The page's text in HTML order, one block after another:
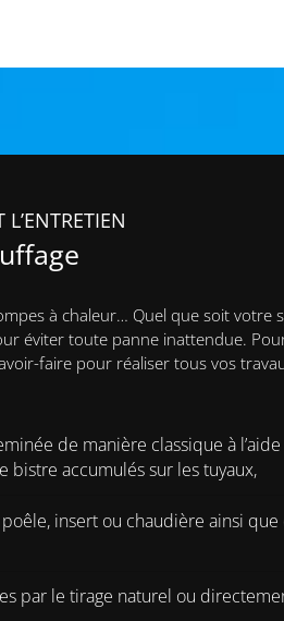
à chaleur… Quel que soit votre
éviter toute panne inattendue.
faire pour réaliser tous vos
de manière classique à
bistre accumulés sur les tuyaux,
insert ou chaudière ainsi
par le tirage naturel ou